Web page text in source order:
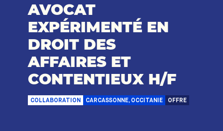
AVOCAT
EXPÉRIMENTÉ EN
DROIT DES
AFFAIRES ET
CONTENTIEUX H/F
COLLABORATION CARCASSONNE, OCCITANIE OFFRE